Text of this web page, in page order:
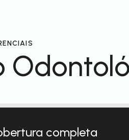
completa